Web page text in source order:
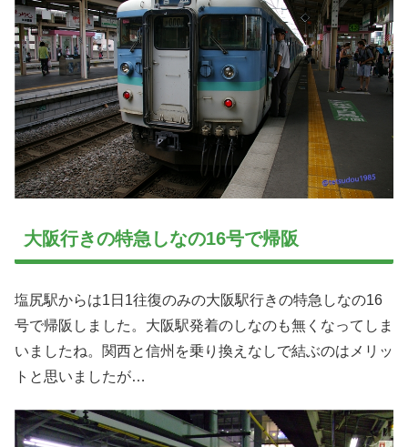
大阪行きの特急しなの16号で帰阪
塩尻駅からは1日1往復のみの大阪駅行きの特急しなの16
号で帰阪しました。大阪駅発着のしなのも無くなってしま
いましたね。関西と信州を乗り換えなしで結ぶのはメリッ
トと思いましたが…